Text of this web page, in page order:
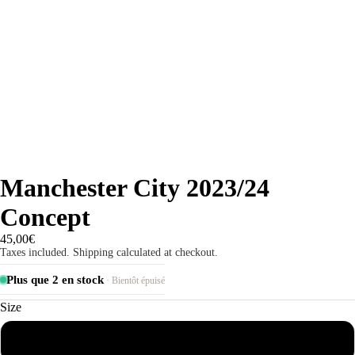
Manchester City 2023/24
Concept
45,00€
Taxes included. Shipping calculated at checkout.
Plus que 2 en stock· Bientôt épuisé
Size